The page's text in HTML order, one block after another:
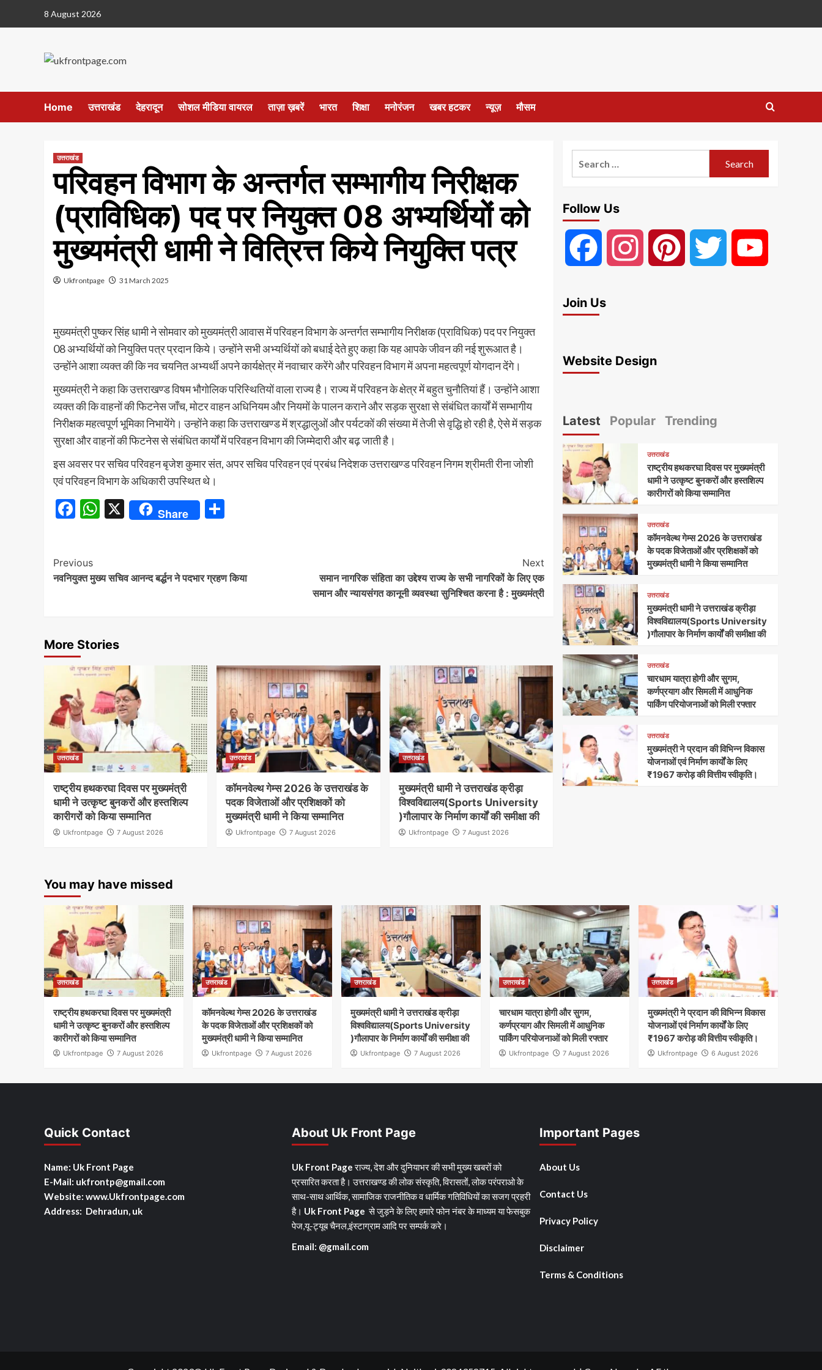
8 August 2026
Home उत्तराखंड देहरादून सोशल मीडिया वायरल ताज़ा ख़बरें भारत शिक्षा मनोरंजन खबर हटकर न्यूज़ मौसम
उत्तराखंड
परिवहन विभाग के अन्तर्गत सम्भागीय निरीक्षक
(प्राविधिक) पद पर नियुक्त 08 अभ्यर्थियों को
मुख्यमंत्री धामी ने वित्रित्त किये नियुक्ति पत्र
Ukfrontpage 31 March 2025
मुख्यमंत्री पुष्कर सिंह धामी ने सोमवार को मुख्यमंत्री आवास में परिवहन विभाग के अन्तर्गत सम्भागीय निरीक्षक (प्राविधिक) पद पर नियुक्त
08 अभ्यर्थियों को नियुक्ति पत्र प्रदान किये। उन्होंने सभी अभ्यर्थियों को बधाई देते हुए कहा कि यह आपके जीवन की नई शुरूआत है।
उन्होंने आशा व्यक्त की कि नव चयनित अभ्यर्थी अपने कार्यक्षेत्र में नवाचार करेंगे और परिवहन विभाग में अपना महत्वपूर्ण योगदान देंगे।
मुख्यमंत्री ने कहा कि उत्तराखण्ड विषम भौगोलिक परिस्थितियों वाला राज्य है। राज्य में परिवहन के क्षेत्र में बहुत चुनौतियां हैं। उन्होंने आशा
व्यक्त की कि वाहनों की फिटनेस जाँच, मोटर वाहन अधिनियम और नियमों के पालन कराने और सड़क सुरक्षा से संबंधित कार्यों में सम्भागीय
निरीक्षक महत्वपूर्ण भूमिका निभायेंगे। उन्होंने कहा कि उत्तराखण्ड में श्रद्धालुओं और पर्यटकों की संख्या में तेजी से वृद्धि हो रही है, ऐसे में सड़क
सुरक्षा और वाहनों की फिटनेस से संबंधित कार्यों में परिवहन विभाग की जिम्मेदारी और बढ़ जाती है।
इस अवसर पर सचिव परिवहन बृजेश कुमार संत, अपर सचिव परिवहन एवं प्रबंध निदेशक उत्तराखण्ड परिवहन निगम श्रीमती रीना जोशी
एवं परिवहन विभाग के अधिकारी उपस्थित थे।
Facebook
WhatsApp
X Share
Continue
Reading
Previous
नवनियुक्त मुख्य सचिव आनन्द बर्द्धन ने पदभार ग्रहण किया
Next
समान नागरिक संहिता का उद्देश्य राज्य के सभी नागरिकों के लिए एक
समान और न्यायसंगत कानूनी व्यवस्था सुनिश्चित करना है : मुख्यमंत्री
More Stories
उत्तराखंड
राष्ट्रीय हथकरघा दिवस पर मुख्यमंत्री
धामी ने उत्कृष्ट बुनकरों और हस्तशिल्प
कारीगरों को किया सम्मानित
Ukfrontpage 7 August 2026
उत्तराखंड
कॉमनवेल्थ गेम्स 2026 के उत्तराखंड के
पदक विजेताओं और प्रशिक्षकों को
मुख्यमंत्री धामी ने किया सम्मानित
Ukfrontpage 7 August 2026
उत्तराखंड
मुख्यमंत्री धामी ने उत्तराखंड क्रीड़ा
विश्वविद्यालय(Sports University
)गौलापार के निर्माण कार्यों की समीक्षा की
Ukfrontpage 7 August 2026
Follow Us
Facebook Instagram Pinterest Twitter
Join Us
Website Design
Latest Popular Trending
उत्तराखंड
राष्ट्रीय हथकरघा दिवस पर मुख्यमंत्री
धामी ने उत्कृष्ट बुनकरों और हस्तशिल्प
कारीगरों को किया सम्मानित
उत्तराखंड
कॉमनवेल्थ गेम्स 2026 के उत्तराखंड
के पदक विजेताओं और प्रशिक्षकों को
मुख्यमंत्री धामी ने किया सम्मानित
उत्तराखंड
मुख्यमंत्री धामी ने उत्तराखंड क्रीड़ा
विश्वविद्यालय(Sports University
)गौलापार के निर्माण कार्यों की समीक्षा की
उत्तराखंड
चारधाम यात्रा होगी और सुगम,
कर्णप्रयाग और सिमली में आधुनिक
पार्किंग परियोजनाओं को मिली रफ्तार
उत्तराखंड
मुख्यमंत्री ने प्रदान की विभिन्न विकास
योजनाओं एवं निर्माण कार्यों के लिए
₹1967 करोड़ की वित्तीय स्वीकृति।
You may have missed
उत्तराखंड
राष्ट्रीय हथकरघा दिवस पर मुख्यमंत्री
धामी ने उत्कृष्ट बुनकरों और हस्तशिल्प
कारीगरों को किया सम्मानित
Ukfrontpage 7 August 2026
उत्तराखंड
कॉमनवेल्थ गेम्स 2026 के उत्तराखंड
के पदक विजेताओं और प्रशिक्षकों को
मुख्यमंत्री धामी ने किया सम्मानित
Ukfrontpage 7 August 2026
उत्तराखंड
मुख्यमंत्री धामी ने उत्तराखंड क्रीड़ा
विश्वविद्यालय(Sports University
)गौलापार के निर्माण कार्यों की समीक्षा की
Ukfrontpage 7 August 2026
उत्तराखंड
चारधाम यात्रा होगी और सुगम,
कर्णप्रयाग और सिमली में आधुनिक
पार्किंग परियोजनाओं को मिली रफ्तार
Ukfrontpage 7 August 2026
उत्तराखंड
मुख्यमंत्री ने प्रदान की विभिन्न विकास
योजनाओं एवं निर्माण कार्यों के लिए
₹1967 करोड़ की वित्तीय स्वीकृति।
Ukfrontpage 6 August 2026
Quick Contact
Name: Uk Front Page
E-Mail: ukfrontp@gmail.com
Website: www.Ukfrontpage.com
Address: Dehradun, uk
About Uk Front Page
Uk Front Pageराज्य, देश और दुनियाभर की सभी मुख्य खबरों को
प्रसारित करता है। उत्तराखण्ड की लोक संस्कृति, विरासतों, लोक परंपराओ के
साथ-साथ आर्थिक, सामाजिक राजनीतिक व धार्मिक गतिविधियों का सजग प्रहरी
है। Uk Front Page से जुड़ने के लिए हमारे फोन नंबर के माध्यम या फेसबुक
पेज,यू-ट्यूब चैनल,इंस्टाग्राम आदि पर सम्पर्क करे।
Email: @gmail.com
Important Pages
About Us
Contact Us
Privacy Policy
Disclaimer
Terms & Conditions